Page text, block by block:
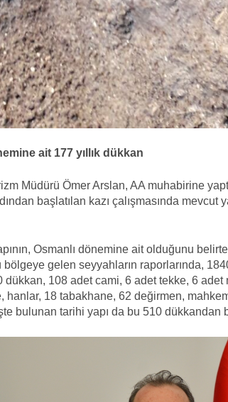
ait 177 yıllık dükkan
Müdürü Ömer Arslan, AA muhabirine
başlatılan kazı çalışmasında mevcut
Osmanlı dönemine ait olduğunu
gelen seyyahların raporlarında,
dükkan, 108 adet cami, 6 adet tekke, 6
hanlar, 18 tabakhane, 62 değirmen,
bulunan tarihi yapı da bu 510 dükkandan